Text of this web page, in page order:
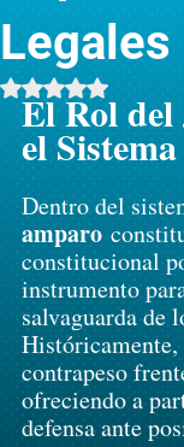
Legales
Obtuvo NaN de
El Rol
el
Dentro del
amparo
constitucional
instrumento
salvaguarda de
contrapeso
ofreciendo a
defensa ante